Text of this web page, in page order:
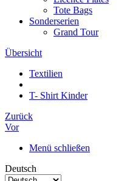
Tote Bags
Sonderserien
Grand Tour
Übersicht
Textilien
T- Shirt Kinder
Zurück
Vor
Menü schließen
Deutsch